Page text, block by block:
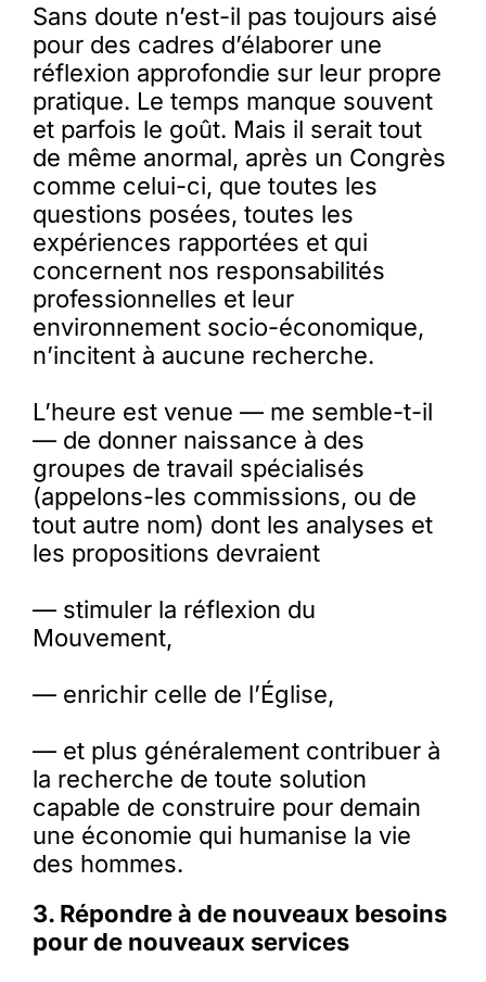
Sans doute n’est-il pas toujours aisé
pour des cadres d’élaborer une
réflexion approfondie sur leur propre
pratique. Le temps manque souvent
et parfois le goût. Mais il serait tout
de même anormal, après un Congrès
comme celui-ci, que toutes les
questions posées, toutes les
expériences rapportées et qui
concernent nos responsabilités
professionnelles et leur
environnement socio-économique,
n’incitent à aucune recherche.
L’heure est venue — me semble-t-il
— de donner naissance à des
groupes de travail spécialisés
(appelons-les commissions, ou de
tout autre nom) dont les analyses et
les propositions devraient
— stimuler la réflexion du
Mouvement,
— enrichir celle de l’Église,
— et plus généralement contribuer à
la recherche de toute solution
capable de construire pour demain
une économie qui humanise la vie
des hommes.
3. Répondre à de nouveaux besoins
pour de nouveaux services